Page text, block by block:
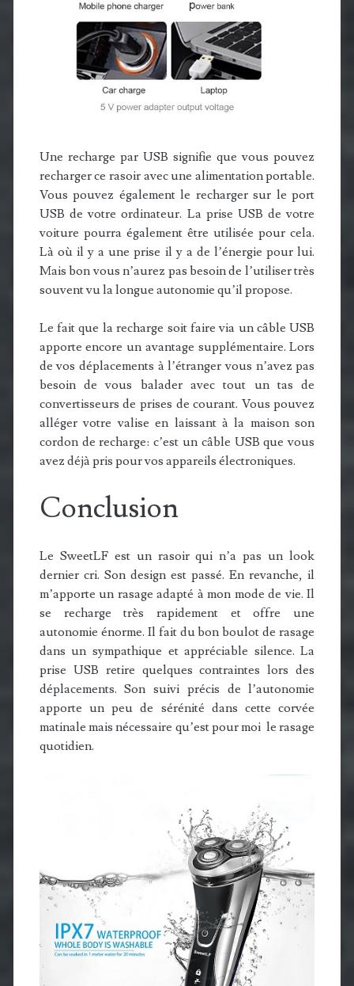
Une recharge par USB signifie que vous pouvez
recharger ce rasoir avec une alimentation portable.
Vous pouvez également le recharger sur le port
USB de votre ordinateur. La prise USB de votre
voiture pourra également être utilisée pour cela.
Là où il y a une prise il y a de l’énergie pour lui.
Mais bon vous n’aurez pas besoin de l’utiliser très
souvent vu la longue autonomie qu’il propose.
Le fait que la recharge soit faire via un câble USB
apporte encore un avantage supplémentaire. Lors
de vos déplacements à l’étranger vous n’avez pas
besoin de vous balader avec tout un tas de
convertisseurs de prises de courant. Vous pouvez
alléger votre valise en laissant à la maison son
cordon de recharge: c’est un câble USB que vous
avez déjà pris pour vos appareils électroniques.
Conclusion
Le SweetLF est un rasoir qui n’a pas un look
dernier cri. Son design est passé. En revanche, il
m’apporte un rasage adapté à mon mode de vie. Il
se recharge très rapidement et offre une
autonomie énorme. Il fait du bon boulot de rasage
dans un sympathique et appréciable silence. La
prise USB retire quelques contraintes lors des
déplacements. Son suivi précis de l’autonomie
apporte un peu de sérénité dans cette corvée
matinale mais nécessaire qu’est pour moi le rasage
quotidien.